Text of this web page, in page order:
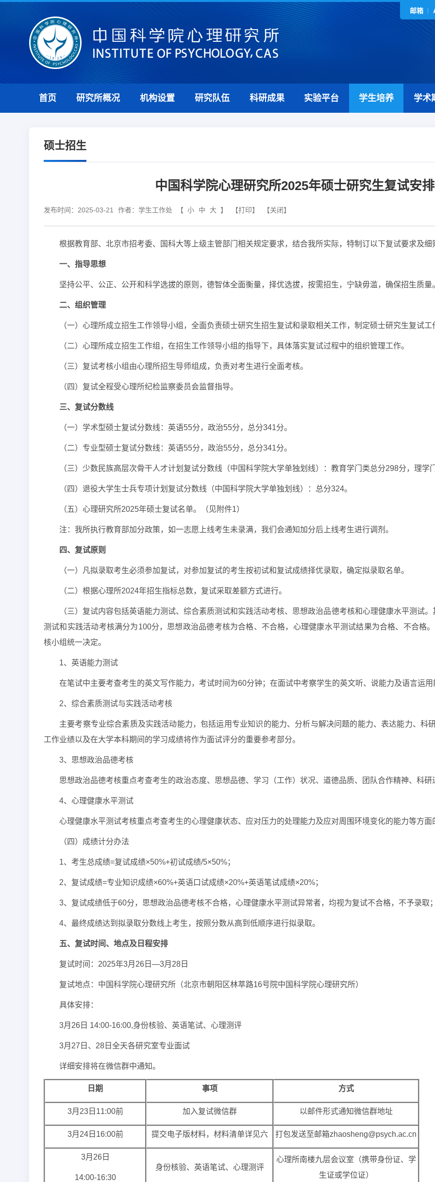
邮箱
首页 研究所概况 机构设置 研究队伍 科研成果 实验平台 学生培养 学术
硕士招生
中国科学院心理研究所2025年硕士研究生复试安
发布时间：2025-03-21 作者：学生工作处 【 小 中 大 】 【打印】 【关闭】
根据教育部、北京市招考委、国科大等上级主管部门相关规定要求，结合我所实际，特制订以下复试要求及
一、指导思想
坚持公平、公正、公开和科学选拔的原则，德智体全面衡量，择优选拔，按需招生，宁缺毋滥，确保招生质量
二、组织管理
（一）心理所成立招生工作领导小组，全面负责硕士研究生招生复试和录取相关工作，制定硕士研究生复试
（二）心理所成立招生工作组，在招生工作领导小组的指导下，具体落实复试过程中的组织管理工作。
（三）复试考核小组由心理所招生导师组成，负责对考生进行全面考核。
（四）复试全程受心理所纪检监察委员会监督指导。
三、复试分数线
（一）学术型硕士复试分数线：英语55分，政治55分，总分341分。
（二）专业型硕士复试分数线：英语55分，政治55分，总分341分。
（三）少数民族高层次骨干人才计划复试分数线（中国科学院大学单独划线）：教育学门类总分298分，理学
（四）退役大学生士兵专项计划复试分数线（中国科学院大学单独划线）：总分324。
（五）心理研究所2025年硕士复试名单。（见附件1）
注：我所执行教育部加分政策，如一志愿上线考生未录满，我们会通知加分后上线考生进行调剂。
四、复试原则
（一）凡拟录取考生必须参加复试，对参加复试的考生按初试和复试成绩择优录取，确定拟录取名单。
（二）根据心理所2024年招生指标总数，复试采取差额方式进行。
（三）复试内容包括英语能力测试、综合素质测试和实践活动考核、思想政治品德考核和心理健康水平测试
测试和实践活动考核满分为100分，思想政治品德考核为合格、不合格，心理健康水平测试结果为合格、不合格
核小组统一决定。
1、英语能力测试
在笔试中主要考查考生的英文写作能力，考试时间为60分钟；在面试中考察学生的英文听、说能力及语言运
2、综合素质测试与实践活动考核
主要考察专业综合素质及实践活动能力，包括运用专业知识的能力、分析与解决问题的能力、表达能力、科
工作业绩以及在大学本科期间的学习成绩将作为面试评分的重要参考部分。
3、思想政治品德考核
思想政治品德考核重点考查考生的政治态度、思想品德、学习（工作）状况、道德品质、团队合作精神、科
4、心理健康水平测试
心理健康水平测试考核重点考查考生的心理健康状态、应对压力的处理能力及应对周围环境变化的能力等方面
（四）成绩计分办法
1、考生总成绩=复试成绩×50%+初试成绩/5×50%；
2、复试成绩=专业知识成绩×60%+英语口试成绩×20%+英语笔试成绩×20%；
3、复试成绩低于60分，思想政治品德考核不合格，心理健康水平测试异常者，均视为复试不合格，不予录取
4、最终成绩达到拟录取分数线上考生，按照分数从高到低顺序进行拟录取。
五、复试时间、地点及日程安排
复试时间：2025年3月26日—3月28日
复试地点：中国科学院心理研究所（北京市朝阳区林萃路16号院中国科学院心理研究所）
具体安排：
3月26日 14:00-16:00,身份核验、英语笔试、心理测评
3月27日、28日全天各研究室专业面试
详细安排将在微信群中通知。
日期 事项 方式
3月23日11:00前 加入复试微信群 以邮件形式通知微信群地址
3月24日16:00前 提交电子版材料，材料清单详见六 打包发送至邮箱zhaosheng@psych.ac.cn
3月26日
14:00-16:30
身份核验、英语笔试、心理测评
心理所南楼九层会议室（携带身份证、学
生证或学位证）